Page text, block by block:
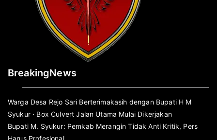
BreakingNews
Warga Desa Rejo Sari Berterimakasih dengan Bupati H M
Syukur · Box Culvert Jalan Utama Mulai Dikerjakan
Bupati M. Syukur: Pemkab Merangin Tidak Anti Kritik, Pers
Harus Profesional